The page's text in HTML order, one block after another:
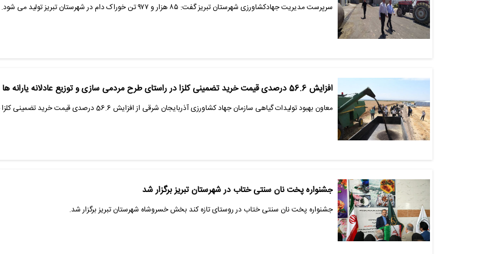
سرپرست مدیریت جهادکشاورزی شهرستان تبریز گفت: ۸۵ هزار و ۹۷۷ تن خوراک دام در شهرستان تبریز تولید می شود.
افزایش 56.6 درصدی قیمت خرید تضمینی کلزا در راستای طرح مردمی سازی و توزیع عادلانه یارانه ها
معاون بهبود تولیدات گیاهی سازمان جهاد کشاورزی آذربایجان شرقی از افزایش 56.6 درصدی قیمت خرید تضمینی کلزا خبر داد.
جشنواره پخت نان سنتی ختاب در شهرستان تبریز برگزار شد
جشنواره پخت نان سنتی ختاب در روستای تازه کند بخش خسروشاه شهرستان تبریز برگزار شد.